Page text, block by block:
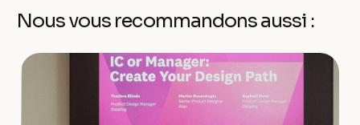
Nous vous recommandons aussi :